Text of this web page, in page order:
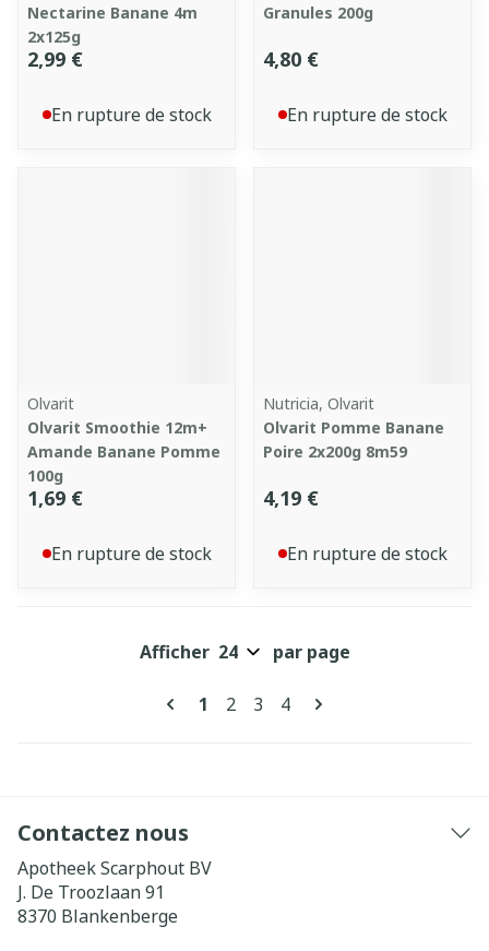
Nectarine Banane 4m
2x125g
2,99 €
En rupture de stock
Granules 200g
4,80 €
En rupture de stock
Olvarit
Olvarit Smoothie 12m+
Amande Banane Pomme
100g
1,69 €
En rupture de stock
Nutricia, Olvarit
Olvarit Pomme Banane
Poire 2x200g 8m59
4,19 €
En rupture de stock
Pages
Vous lisez actuellement la page
1 Page
2 Page
3 Page
4
Afficher par page
Contactez nous
Apotheek Scarphout BV
J. De Troozlaan 91
8370 Blankenberge